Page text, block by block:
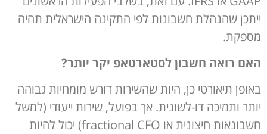
ייתכן שהנהלת חשבונות לפי התקינה הישראלית תהיה
מספקת.
האם רואה חשבון לסטארטאפ יקר יותר?
באופן תיאורטי כן, היות שהשירות דורש מומחיות גבוהה
יותר ותמיכה דו-לשונית. אך בפועל, שירות ייעודי (למשל
חשבונאות חיצונית או fractional CFO) יכול להיות